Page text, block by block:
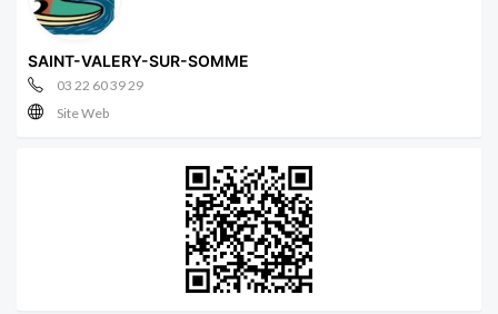
SAINT-VALERY-SUR-SOMME
03 22 60 39 29
Site Web